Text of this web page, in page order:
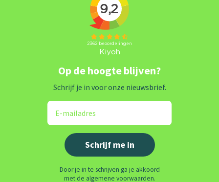
Op de hoogte blijven?
Schrijf je in voor onze nieuwsbrief.
Door je in te schrijven ga je akkoord
met de algemene voorwaarden.